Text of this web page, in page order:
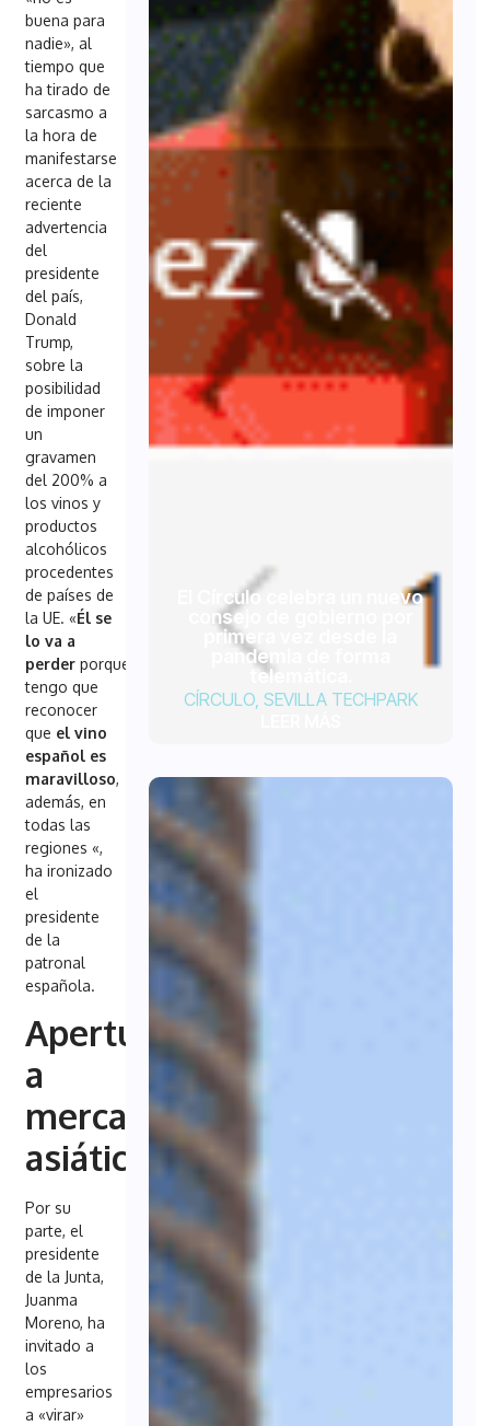
buena para
nadie», al
tiempo que
ha tirado de
sarcasmo a
la hora de
manifestarse
acerca de la
reciente
advertencia
del
presidente
del país,
Donald
Trump,
sobre la
posibilidad
de imponer
un
gravamen
del 200% a
los vinos y
productos
alcohólicos
procedentes
de países de
la UE. «Él se
lo va a
perder porque
tengo que
reconocer
que el vino
español es
maravilloso,
además, en
todas las
regiones «,
ha ironizado
el
presidente
de la
patronal
española.
Apertura
a
mercados
asiáticos
Por su
parte, el
presidente
de la Junta,
Juanma
Moreno, ha
invitado a
los
empresarios
a «virar»
El Círculo celebra un nuevo
consejo de gobierno por
primera vez desde la
pandemia de forma
telemática.
CÍRCULO, SEVILLA TECHPARK